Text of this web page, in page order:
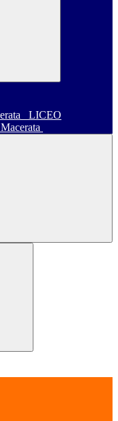
LICEO
Macerata